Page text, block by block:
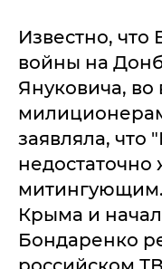
Известно,
войны на
Януковича,
заявляла, что
недостаточно
Крыма и
Бондаренко